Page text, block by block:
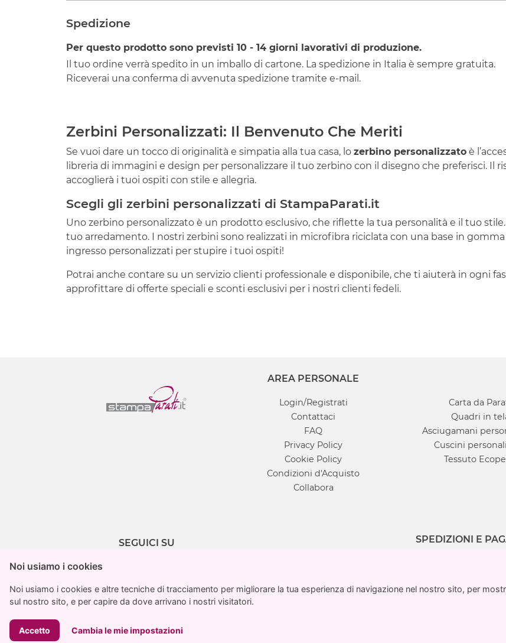
Noi usiamo i cookies
Noi usiamo i cookies e altre tecniche di tracciamento per migliorare la tua esperienza di navigazione nel nostro sito, per
sul nostro sito, e per capire da dove arrivano i nostri visitatori.
Accetto Cambia le mie impostazioni
Noi usiamo i cookies
Noi usiamo i cookies e altre tecniche di tracciamento per migliorare la tua esperienza di navigazione nel nostro sito, per
sul nostro sito, e per capire da dove arrivano i nostri visitatori.
Accetto Cambia le mie impostazioni
Spedizione
Per questo prodotto sono previsti 10 - 14 giorni lavorativi di produzione.
Il tuo ordine verrà spedito in un imballo di cartone. La spedizione in Italia è sempre gratuita.
Riceverai una conferma di avvenuta spedizione tramite e-mail.
Zerbini Personalizzati: Il Benvenuto Che Meriti
Se vuoi dare un tocco di originalità e simpatia alla tua casa, lo zerbino personalizzato è
libreria di immagini e design per personalizzare il tuo zerbino con il disegno che preferisci. Il
accoglierà i tuoi ospiti con stile e allegria.
Scegli gli zerbini personalizzati di StampaParati.it
Uno zerbino personalizzato è un prodotto esclusivo, che riflette la tua personalità e il tuo
tuo arredamento. I nostri zerbini sono realizzati in microfibra riciclata con una base in
ingresso personalizzati per stupire i tuoi ospiti!
Potrai anche contare su un servizio clienti professionale e disponibile, che ti aiuterà in ogni
approfittare di offerte speciali e sconti esclusivi per i nostri clienti fedeli.
SEGUICI SU
AREA PERSONALE
Login/Registrati
Contattaci
FAQ
Privacy Policy
Cookie Policy
Condizioni d'Acquisto
Collabora
Carta da
Quadri in
Asciugamani
Cuscini
Tessuto
SPEDIZIONI E